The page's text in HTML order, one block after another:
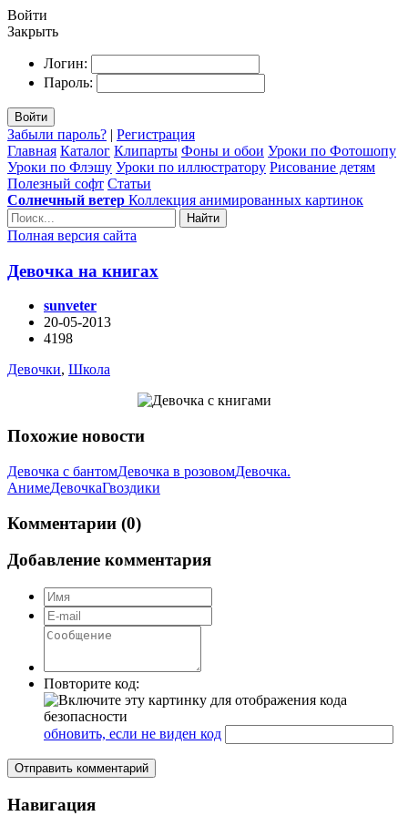
Войти
Закрыть
Логин:
Пароль:
Войти
Забыли пароль? | Регистрация
Главная Каталог Клипарты Фоны и обои Уроки по Фотошопу
Уроки по Флэшу Уроки по иллюстратору Рисование детям
Полезный софт Статьи
Солнечный ветер Коллекция анимированных картинок
Найти
Полная версия сайта
Девочка на книгах
sunveter
20-05-2013
4198
Девочки, Школа
Похожие новости
Девочка с бантомДевочка в розовомДевочка.
АнимеДевочкаГвоздики
Комментарии (0)
Добавление комментария
Повторите код:
обновить, если не виден код
Отправить комментарий
Навигация